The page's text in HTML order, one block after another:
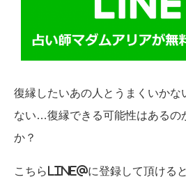
復縁したいあの人とうまくいか
ない…復縁できる可能性はあるの
か？
こちらLINE@に登録して頂ける